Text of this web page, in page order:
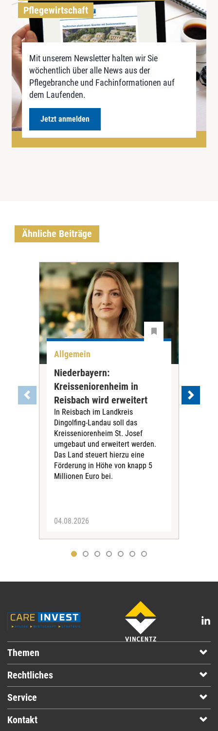
Pflegewirtschaft
Mit unserem Newsletter halten wir Sie
wöchentlich über alle News aus der
Pflegebranche und Fachinformationen auf
dem Laufenden.
Jetzt anmelden
Ähnliche Beiträge
Allgemein
Niederbayern:
Kreisseniorenheim in
Reisbach wird erweitert
In Reisbach im Landkreis
Dingolfing-Landau soll das
Kreisseniorenheim St. Josef
umgebaut und erweitert werden.
Das Land steuert hierzu eine
Förderung in Höhe von knapp 5
Millionen Euro bei.
04.08.2026
Themen
Rechtliches
Service
Kontakt